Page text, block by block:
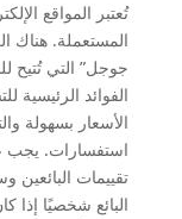
تُعتبر المواقع
المستعملة. هناك
جوجل” التي تُتيح
الفوائد الرئيسية
الأسعار بسهولة
استفسارات. يجب
تقييمات البائعين
البائع شخصيًا إذا